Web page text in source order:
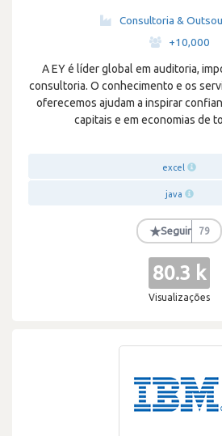
Consultoria &
+10,000
A EY é líder global em auditoria,
consultoria. O conhecimento e os
oferecemos ajudam a inspirar
capitais e em economias de
excel
java
★Seguir 79
80.3 k
Visualizações